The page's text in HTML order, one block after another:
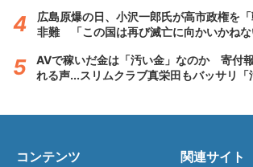
広島原爆の日、小沢一郎氏が高市政権を
非難 「この国は再び滅亡に向かいかねな
AVで稼いだ金は「汚い金」なのか 寄付
れる声...スリムクラブ真栄田もバッサリ「
コンテンツ 関連サイト